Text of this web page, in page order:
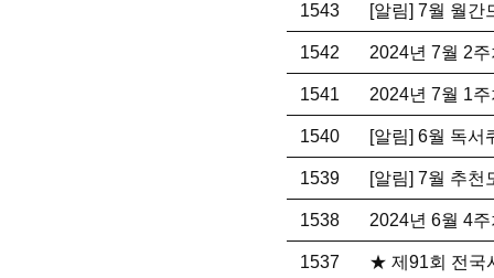
1543 [알림] 7월 월간
1542 2024년 7월 2
1541 2024년 7월 1
1540 [알림] 6월 독서
1539 [알림] 7월 추천
1538 2024년 6월 4
1537 ★ 제91회 전국